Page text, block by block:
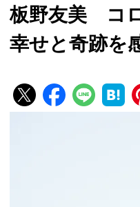
板野友美 コ
幸せと奇跡を